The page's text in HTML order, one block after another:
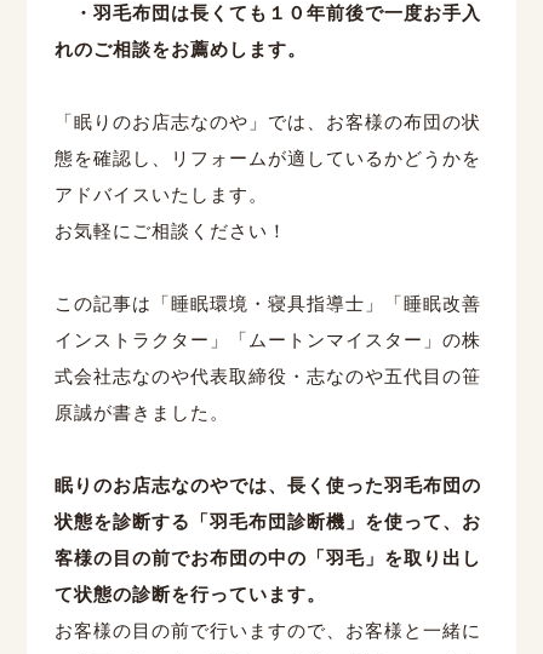
・羽毛布団は長くても１０年前後で一度お手入
れのご相談をお薦めします。
「眠りのお店志なのや」では、お客様の布団の状
態を確認し、リフォームが適しているかどうかを
アドバイスいたします。
お気軽にご相談ください！
この記事は「睡眠環境・寝具指導士」「睡眠改善
インストラクター」「ムートンマイスター」の株
式会社志なのや代表取締役・志なのや五代目の笹
原誠が書きました。
眠りのお店志なのやでは、長く使った羽毛布団の
状態を診断する「羽毛布団診断機」を使って、お
客様の目の前でお布団の中の「羽毛」を取り出し
て状態の診断を行っています。
お客様の目の前で行いますので、お客様と一緒に